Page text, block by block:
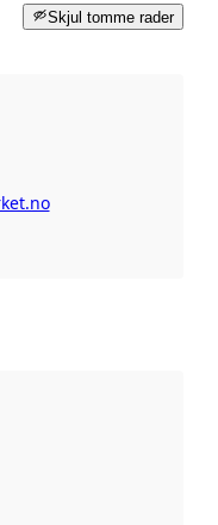
Skjul tomme rader